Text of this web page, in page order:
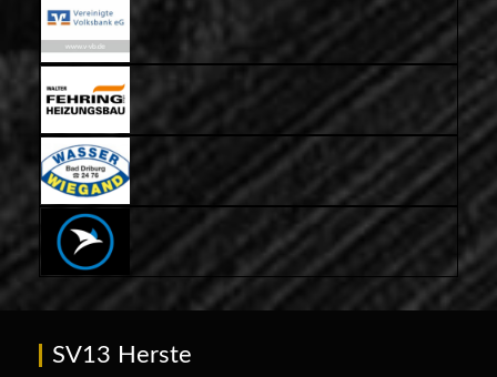
SV13 Herste